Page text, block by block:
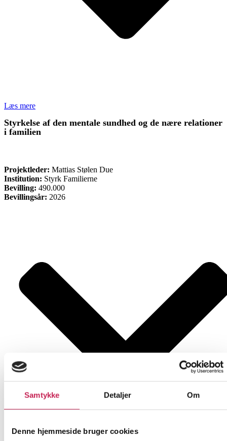
Samtykke Detaljer Om
Denne hjemmeside bruger cookies
Læs mere
Styrkelse af den mentale sundhed og de nære relationer
i familien
Projektleder: Mattias Stølen Due
Institution: Styrk Familierne
Bevilling: 490.000
Bevillingsår: 2026